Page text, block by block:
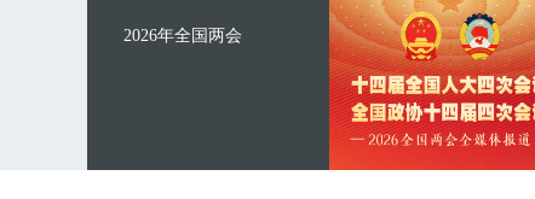
2026年全国两会